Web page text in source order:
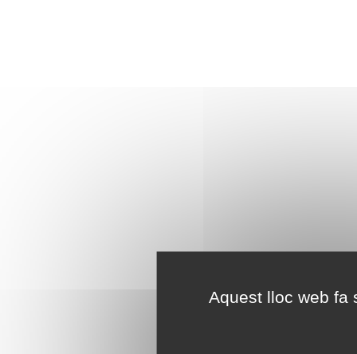
Aquest lloc web fa